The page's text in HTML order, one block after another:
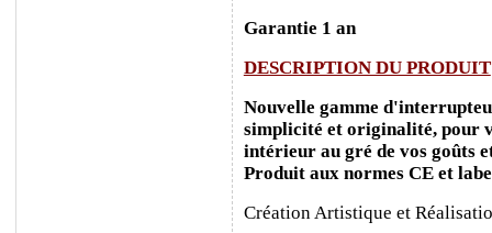
Garantie 1 an
DESCRIPTION DU PRODUIT
Nouvelle gamme
simplicité et originalité, pour
intérieur au gré de vos goûts
Produit aux normes CE et
Création Artistique et